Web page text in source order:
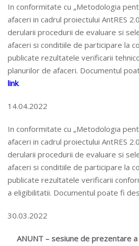
In conformitate cu „Metodologia
afaceri in cadrul proiectului AntRES
derularii procedurii de evaluare si
afaceri si conditiile de participare la
publicate rezultatele verificarii
planurilor de afaceri. Documentul
link.
14.04.2022
In conformitate cu „Metodologia
afaceri in cadrul proiectului AntRES
derularii procedurii de evaluare si
afaceri si conditiile de participare la
publicate rezultatele verificarii
a eligibilitatii. Documentul poate fi
30.03.2022
ANUNT – sesiune de prezentare